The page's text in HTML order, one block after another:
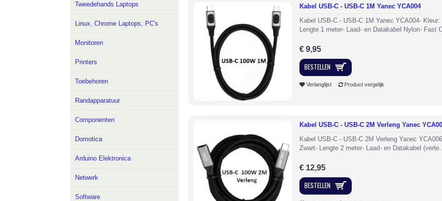
Tweedehands Laptops
Linux, Chrome Laptops, PC's
Monitoren
Printers
Toebehoren
Randapparatuur
Componenten
Domotica
Arduino Elektronica
Netwerk
Software
Kabel USB-C - USB-C 1M Yanec YCA004
Kabel USB-C - USB-C 1M Yanec YCA004- Kleur:
Lengte 1 meter- Laad- en Datakabel Nylon- Fast
€ 9,95
BESTELLEN
Verlanglijst Product vergelijk
Kabel USB-C - USB-C 2M Verleng Yanec
Kabel USB-C - USB-C 2M Verleng Yanec
Zwart- Lengte 2 meter- Laad- en Datakabel (verle..
€ 12,95
BESTELLEN